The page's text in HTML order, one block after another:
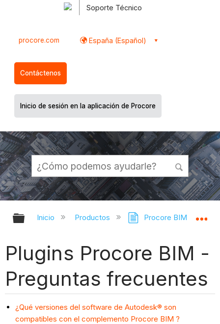
Soporte Técnico
procore.com España (Español)
Contáctenos
Inicio de sesión en la aplicación de Procore
Expandir/contraer jerarquía global
Inicio Productos Procore BIM
Plugins Procore BIM -
Preguntas frecuentes
¿Qué versiones del software de Autodesk® son
compatibles con el complemento Procore BIM ?